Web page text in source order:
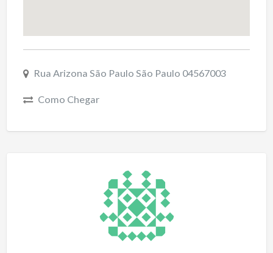
Rua Arizona São Paulo São Paulo 04567003
Como Chegar